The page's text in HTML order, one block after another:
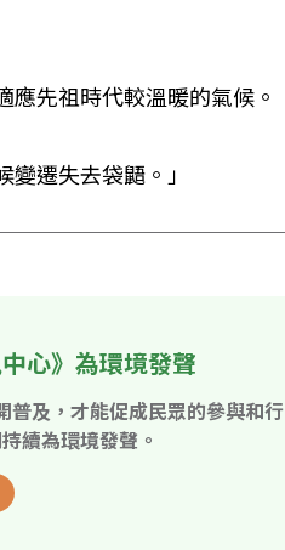
先祖時代較溫暖的氣候。
遷失去袋鼯。」
心》為環境發聲
普及，才能促成民眾的參與和行
續為環境發聲。